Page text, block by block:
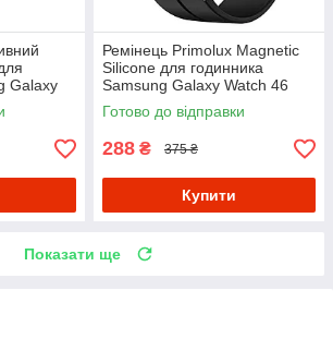
Galaxy
-
Ремінець Primolux Magnetic
Silicone для годинника
Samsung Galaxy Watch 46
mm SM-R800 - Black
Готово до відправки
288 ₴ 375 ₴
Купити
Показати ще